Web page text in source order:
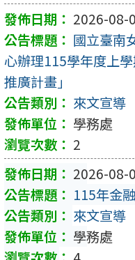
2026-08-
國立臺南
心辦理115學年度上
推廣計畫」
來文宣導
學務處
2
2026-08-
115年金
來文宣導
學務處